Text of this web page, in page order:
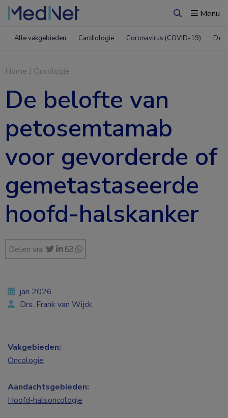
ZoekenMenu
Alle vakgebieden Cardiologie Coronavirus (COVID-19)
Home | Oncologie
De belofte van
petosemtamab
voor gevorderde of
gemetastaseerde
hoofd-halskanker
Delen via:
jan 2026
Drs. Frank van Wijck
Vakgebieden:
Oncologie
Aandachtsgebieden:
Hoofd-halsoncologie